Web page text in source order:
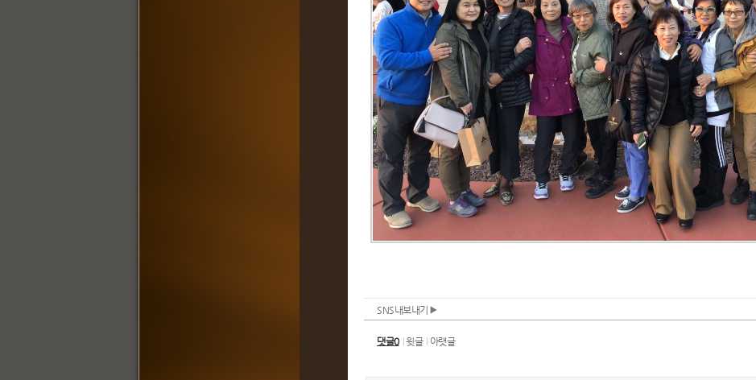
SNS내보내기
댓글0 윗글 아랫글